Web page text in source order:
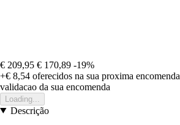
€ 209,95 € 170,89 -19%
+€ 8,54 oferecidos na sua proxima encomenda
validacao da sua encomenda
Loading...
Descrição